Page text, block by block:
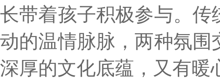
长带着孩子积极参与。
动的温情脉脉，两种氛
深厚的文化底蕴，又有暖